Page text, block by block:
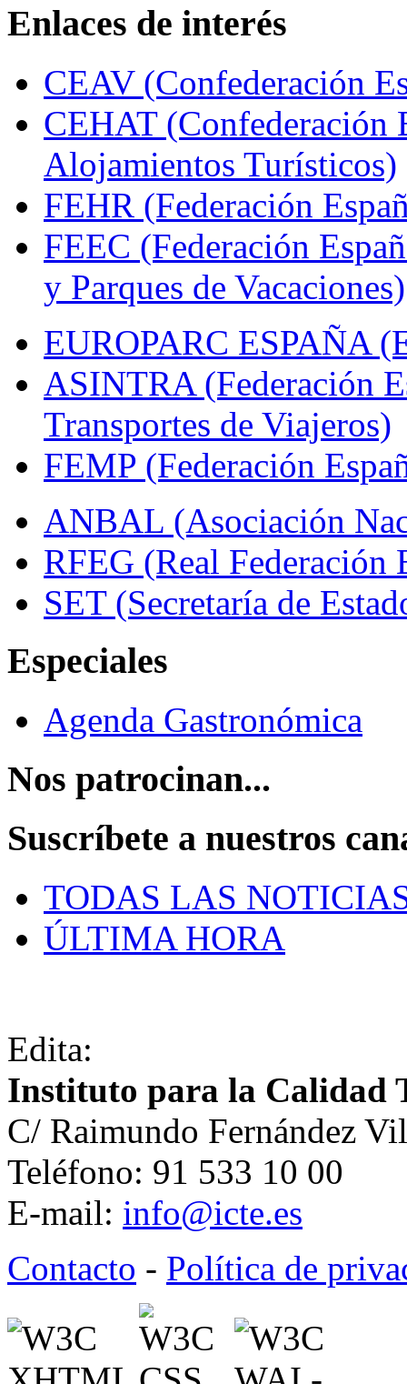
Enlaces de interés
CEAV (Confederación
CEHAT (Confederación
Alojamientos Turísticos)
FEHR (Federación
FEEC (Federación
y Parques de Vacaciones)
EUROPARC ESPAÑA
ASINTRA (Federación
Transportes de Viajeros)
FEMP (Federación
ANBAL (Asociación
RFEG (Real Federación
SET (Secretaría de
Especiales
Agenda Gastronómica
Nos patrocinan...
Suscríbete a nuestros
TODAS LAS
ÚLTIMA HORA
Edita:
Instituto para la Calidad
C/ Raimundo Fernández
Teléfono: 91 533 10 00
E-mail: info@icte.es
Contacto - Política de